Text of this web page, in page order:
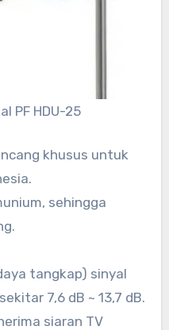
PF HDU-25
khusus untuk
sehingga
tangkap) sinyal
7,6 dB ~ 13,7 dB.
siaran TV